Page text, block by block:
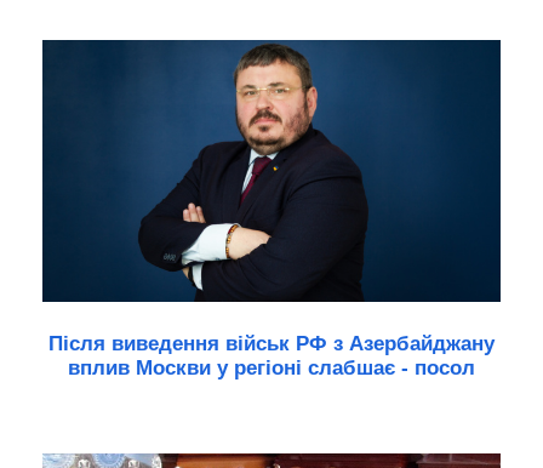
Після виведення військ РФ з Азербайджану
вплив Москви у регіоні слабшає - посол